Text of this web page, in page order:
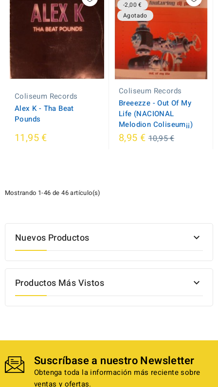
Coliseum Records
Alex K - Tha Beat
Pounds
11,95 €
-2,00 €
Agotado
Coliseum Records
Breeezze - Out Of My
Life (NACIONAL
Melodion Coliseum¡¡)
8,95 €Regular
10,95 €
Mostrando 1-46 de 46 artículo(s)
Nuevos Productos 
Productos Más Vistos 
Suscríbase a nuestro Newsletter
Obtenga toda la información más reciente sobre
ventas y ofertas.